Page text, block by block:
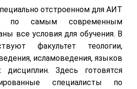
отстроенном для АИТ
по самым современным
все условия для обучения. В
факультет теологии,
исламоведения, языков
Здесь готовятся
специалисты по